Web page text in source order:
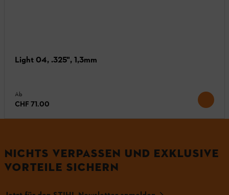
Light 04, .325", 1,3mm
Ab
CHF 71.00
NICHTS VERPASSEN UND EXKLUSIVE
VORTEILE SICHERN